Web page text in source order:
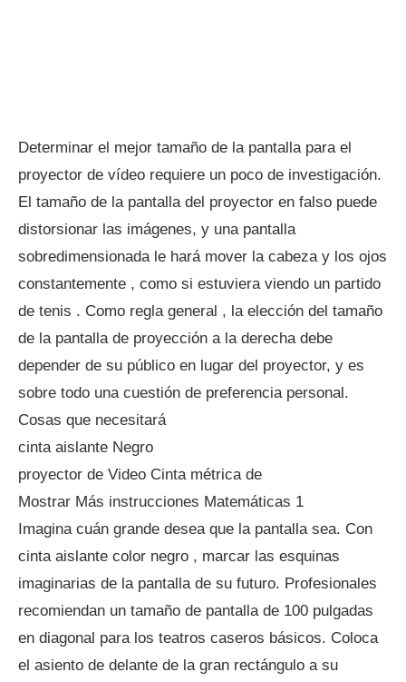
Determinar el mejor tamaño de la pantalla para el
proyector de vídeo requiere un poco de investigación.
El tamaño de la pantalla del proyector en falso puede
distorsionar las imágenes, y una pantalla
sobredimensionada le hará mover la cabeza y los ojos
constantemente , como si estuviera viendo un partido
de tenis . Como regla general , la elección del tamaño
de la pantalla de proyección a la derecha debe
depender de su público en lugar del proyector, y es
sobre todo una cuestión de preferencia personal.
Cosas que necesitará
cinta aislante Negro
proyector de Video Cinta métrica de
Mostrar Más instrucciones Matemáticas 1
Imagina cuán grande desea que la pantalla sea. Con
cinta aislante color negro , marcar las esquinas
imaginarias de la pantalla de su futuro. Profesionales
recomiendan un tamaño de pantalla de 100 pulgadas
en diagonal para los teatros caseros básicos. Coloca
el asiento de delante de la gran rectángulo a su